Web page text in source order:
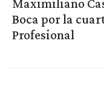
Maximiliano
Boca por la
Profesional